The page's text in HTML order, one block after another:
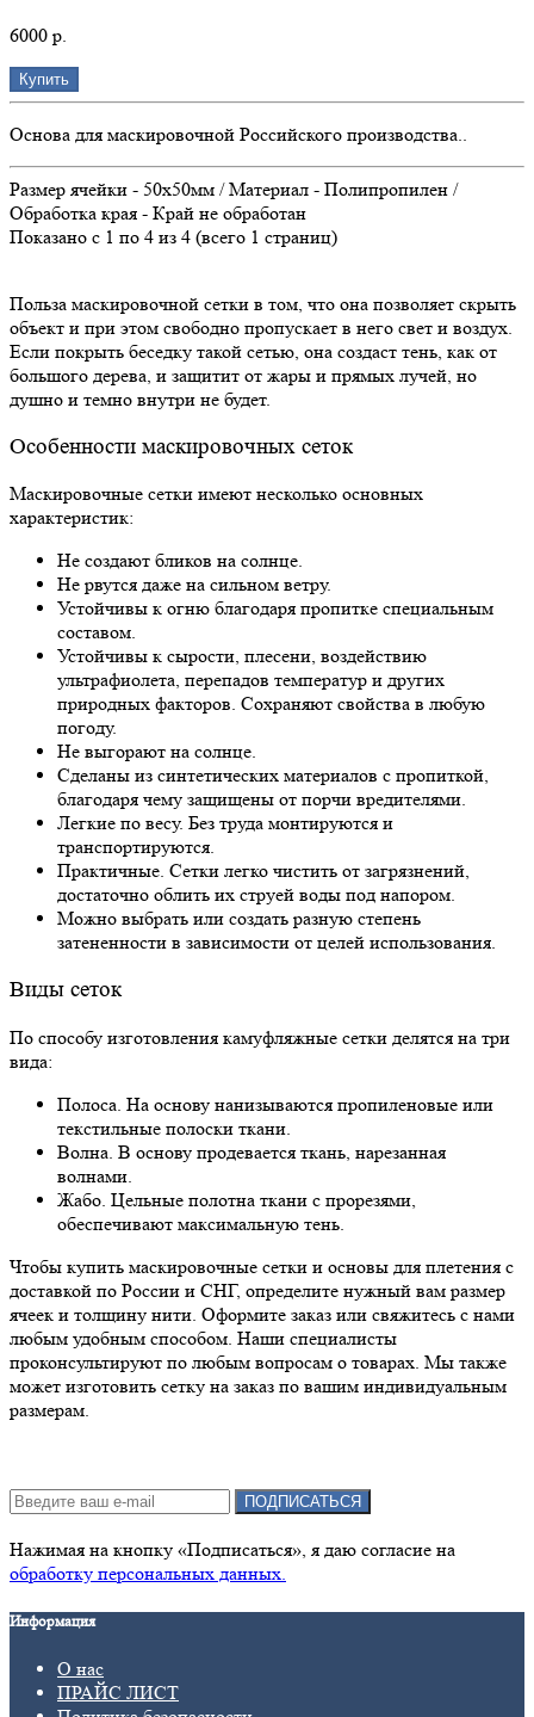
6000 р.
Купить
Основа для маскировочной Российского производства..
Размер ячейки - 50х50мм / Материал - Полипропилен /
Обработка края - Край не обработан
Показано с 1 по 4 из 4 (всего 1 страниц)
Польза маскировочной сетки в том, что она позволяет скрыть
объект и при этом свободно пропускает в него свет и воздух.
Если покрыть беседку такой сетью, она создаст тень, как от
большого дерева, и защитит от жары и прямых лучей, но
душно и темно внутри не будет.
Особенности маскировочных сеток
Маскировочные сетки имеют несколько основных
характеристик:
Не создают бликов на солнце.
Не рвутся даже на сильном ветру.
Устойчивы к огню благодаря пропитке специальным
составом.
Устойчивы к сырости, плесени, воздействию
ультрафиолета, перепадов температур и других
природных факторов. Сохраняют свойства в любую
погоду.
Не выгорают на солнце.
Сделаны из синтетических материалов с пропиткой,
благодаря чему защищены от порчи вредителями.
Легкие по весу. Без труда монтируются и
транспортируются.
Практичные. Сетки легко чистить от загрязнений,
достаточно облить их струей воды под напором.
Можно выбрать или создать разную степень
затененности в зависимости от целей использования.
Виды сеток
По способу изготовления камуфляжные сетки делятся на три
вида:
Полоса. На основу нанизываются пропиленовые или
текстильные полоски ткани.
Волна. В основу продевается ткань, нарезанная
волнами.
Жабо. Цельные полотна ткани с прорезями,
обеспечивают максимальную тень.
Чтобы купить маскировочные сетки и основы для плетения с
доставкой по России и СНГ, определите нужный вам размер
ячеек и толщину нити. Оформите заказ или свяжитесь с нами
любым удобным способом. Наши специалисты
проконсультируют по любым вопросам о товарах. Мы также
может изготовить сетку на заказ по вашим индивидуальным
размерам.
ПОДПИСАТЬСЯ
Нажимая на кнопку «Подписаться», я даю cогласие на
обработку персональных данных.
Информация
О нас
ПРАЙС ЛИСТ